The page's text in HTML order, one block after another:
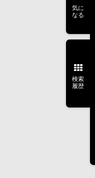
気に
なる
検索
履歴